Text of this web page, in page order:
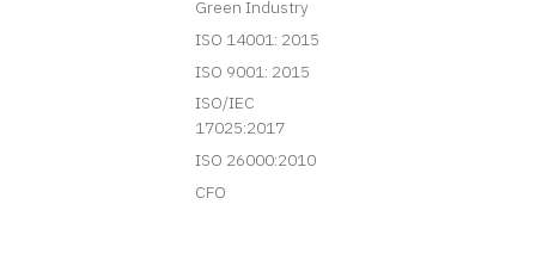
Green Industry
ISO 14001: 2015
ISO 9001: 2015
ISO/IEC
17025:2017
ISO 26000:2010
CFO